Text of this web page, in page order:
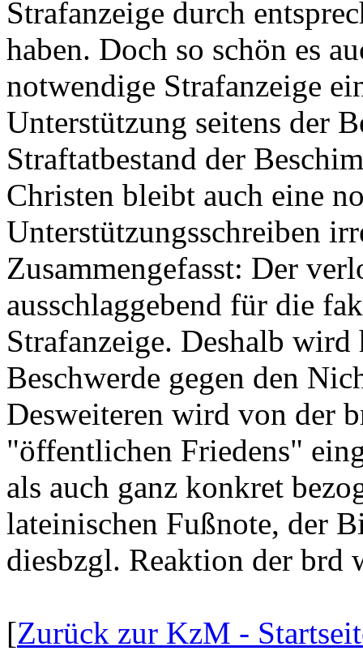
Strafanzeige durch
haben. Doch so schön es
notwendige Strafanzeige
Unterstützung seitens der
Straftatbestand der
Christen bleibt auch eine
Unterstützungsschreiben
Zusammengefasst: Der
ausschlaggebend für die
Strafanzeige. Deshalb
Beschwerde gegen den
Desweiteren wird von der
"öffentlichen Friedens"
als auch ganz konkret
lateinischen Fußnote, der
diesbzgl. Reaktion der
[Zurück zur KzM -